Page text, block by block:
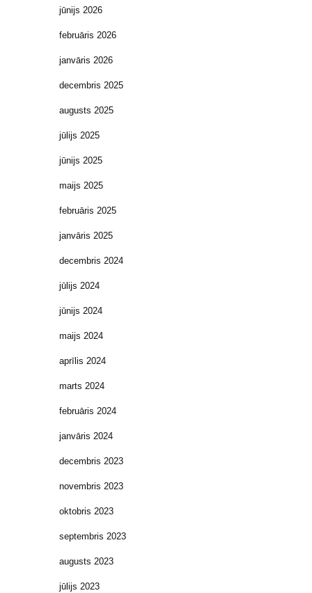
jūnijs 2026
februāris 2026
janvāris 2026
decembris 2025
augusts 2025
jūlijs 2025
jūnijs 2025
maijs 2025
februāris 2025
janvāris 2025
decembris 2024
jūlijs 2024
jūnijs 2024
maijs 2024
aprīlis 2024
marts 2024
februāris 2024
janvāris 2024
decembris 2023
novembris 2023
oktobris 2023
septembris 2023
augusts 2023
jūlijs 2023